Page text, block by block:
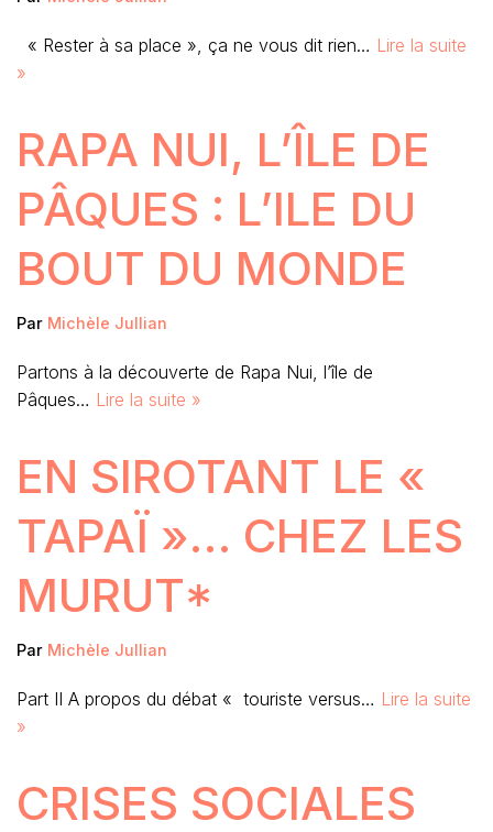
« Rester à sa place », ça ne vous dit rien… Lire la suite
»
RAPA NUI, L’ÎLE DE
PÂQUES : L’ILE DU
BOUT DU MONDE
Par Michèle Jullian
Partons à la découverte de Rapa Nui, l’île de
Pâques… Lire la suite »
EN SIROTANT LE «
TAPAÏ »… CHEZ LES
MURUT*
Par Michèle Jullian
Part II A propos du débat « touriste versus… Lire la suite
»
CRISES SOCIALES